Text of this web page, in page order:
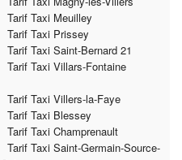
Tarif Taxi Meuilley
Tarif Taxi Prissey
Tarif Taxi Saint-Bernard 21
Tarif Taxi Villars-Fontaine
Tarif Taxi Villers-la-Faye
Tarif Taxi Blessey
Tarif Taxi Champrenault
Tarif Taxi Saint-Germain-Source-